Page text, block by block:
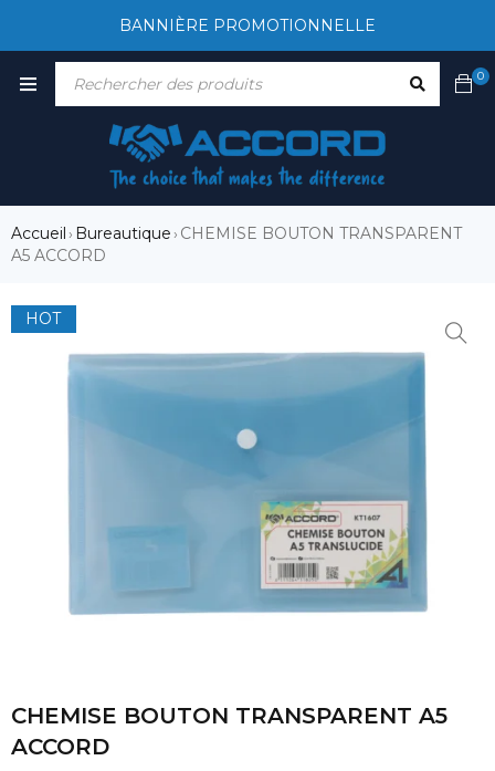
BANNIÈRE PROMOTIONNELLE
0
Accueil› Bureautique› CHEMISE BOUTON TRANSPARENT
A5 ACCORD
HOT
CHEMISE BOUTON TRANSPARENT A5
ACCORD